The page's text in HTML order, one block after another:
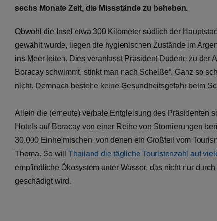
sechs Monate Zeit, die Missstände zu beheben.
Obwohl die Insel etwa 300 Kilometer südlich der
gewählt wurde, liegen die hygienischen Zustände im
ins Meer leiten. Dies veranlasst Präsident Duderte zu der
Boracay schwimmt, stinkt man nach Scheiße“. Ganz so
nicht. Demnach bestehe keine Gesundheitsgefahr beim
Allein die (erneute) verbale Entgleisung des Präsidenten
Hotels auf Boracay von einer Reihe von Stornierungen
30.000 Einheimischen, von denen ein Großteil vom
Thema. So will Thailand die tägliche Touristenzahl auf
empfindliche Ökosystem unter Wasser, das nicht nur
geschädigt wird.